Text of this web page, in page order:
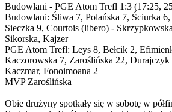
Budowlani - PGE Atom Trefl 1:3 (17:25,
Budowlani: Śliwa 7, Polańska 7, Ściurka
Sieczka 9, Courtois (libero) -
Sikorska, Kajzer
PGE Atom Trefl: Leys 8, Bełcik 2,
Kaczorowska 7, Zaroślińska 22,
Kaczmar, Fonoimoana 2
MVP Zaroślińska
Obie drużyny spotkały się w sobotę w